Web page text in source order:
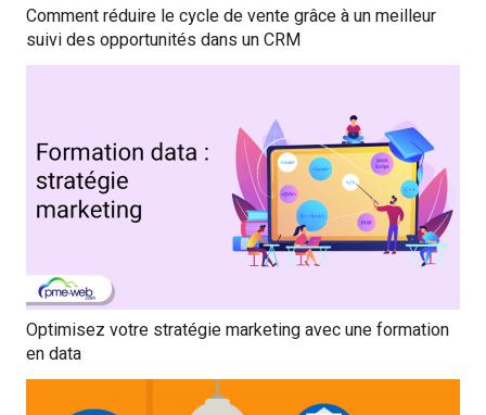
Comment réduire le cycle de vente grâce à un meilleur
suivi des opportunités dans un CRM
Optimisez votre stratégie marketing avec une formation
en data